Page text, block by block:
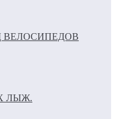
ВЕЛОСИПЕДОВ
ЛЫЖ.